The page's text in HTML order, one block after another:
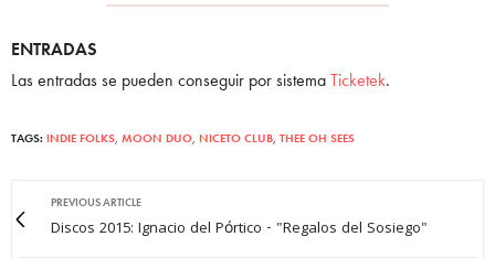
ENTRADAS
Las entradas se pueden conseguir por sistemaTicketek.
TAGS: INDIE FOLKS, MOON DUO, NICETO CLUB, THEE OH SEES
PREVIOUS ARTICLE
Discos 2015: Ignacio del Pórtico - "Regalos del Sosiego"